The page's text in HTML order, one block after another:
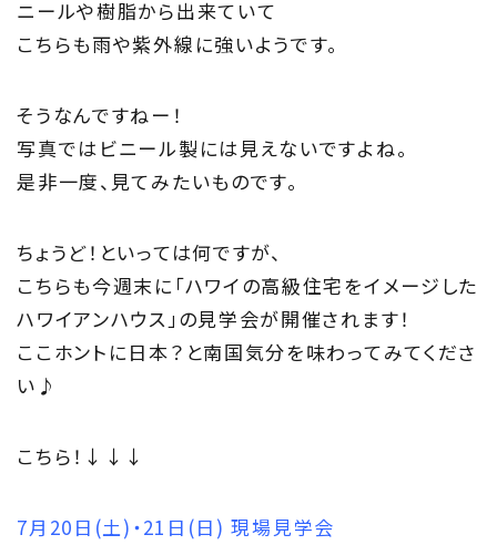
ニールや樹脂から出来ていて
こちらも雨や紫外線に強いようです。
そうなんですねー！
写真ではビニール製には見えないですよね。
是非一度、見てみたいものです。
ちょうど！といっては何ですが、
こちらも今週末に「ハワイの高級住宅をイメージした
ハワイアンハウス」の見学会が開催されます！
ここホントに日本？と南国気分を味わってみてくださ
い♪
こちら！↓↓↓
7月20日(土)・21日(日) 現場見学会